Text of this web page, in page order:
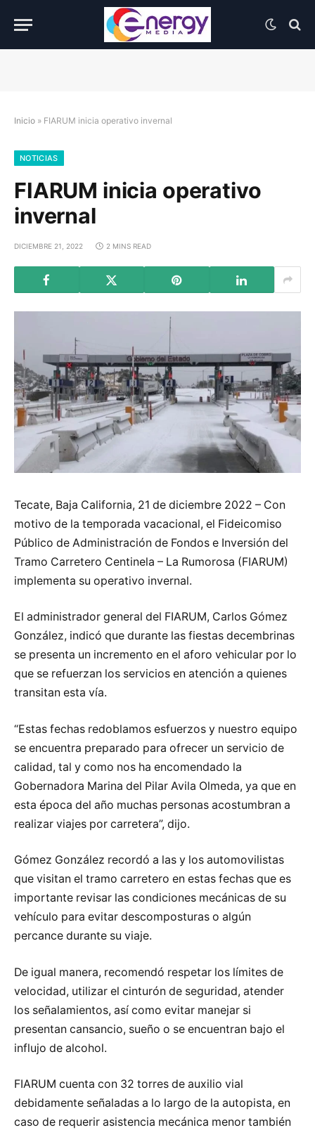
Inicio » FIARUM inicia operativo invernal
NOTICIAS
FIARUM inicia operativo
invernal
DICIEMBRE 21, 2022 2 MINS READ
Tecate, Baja California, 21 de diciembre 2022 – Con
motivo de la temporada vacacional, el Fideicomiso
Público de Administración de Fondos e Inversión del
Tramo Carretero Centinela – La Rumorosa (FIARUM)
implementa su operativo invernal.
El administrador general del FIARUM, Carlos Gómez
González, indicó que durante las fiestas decembrinas
se presenta un incremento en el aforo vehicular por lo
que se refuerzan los servicios en atención a quienes
transitan esta vía.
“Estas fechas redoblamos esfuerzos y nuestro equipo
se encuentra preparado para ofrecer un servicio de
calidad, tal y como nos ha encomendado la
Gobernadora Marina del Pilar Avila Olmeda, ya que en
esta época del año muchas personas acostumbran a
realizar viajes por carretera”, dijo.
Gómez González recordó a las y los automovilistas
que visitan el tramo carretero en estas fechas que es
importante revisar las condiciones mecánicas de su
vehículo para evitar descomposturas o algún
percance durante su viaje.
De igual manera, recomendó respetar los límites de
velocidad, utilizar el cinturón de seguridad, atender
los señalamientos, así como evitar manejar si
presentan cansancio, sueño o se encuentran bajo el
influjo de alcohol.
FIARUM cuenta con 32 torres de auxilio vial
debidamente señaladas a lo largo de la autopista, en
caso de requerir asistencia mecánica menor también